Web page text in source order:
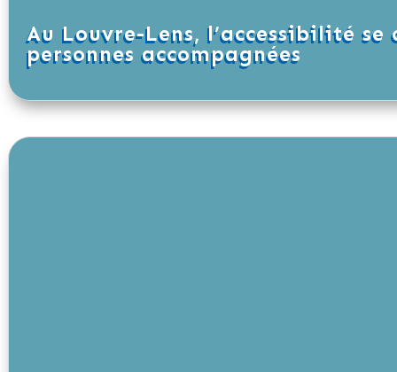
Au Louvre-Lens, l’accessibilité
personnes accompagnées